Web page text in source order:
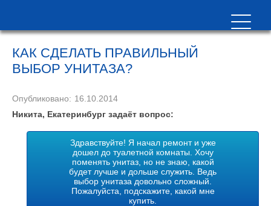
КАК СДЕЛАТЬ ПРАВИЛЬНЫЙ
ВЫБОР УНИТАЗА?
Опубликовано: 16.10.2014
Никита, Екатеринбург задаёт вопрос:
Здравствуйте! Я начал ремонт и уже
дошел до туалетной комнаты. Хочу
поменять унитаз, но не знаю, какой
будет лучше и дольше служить. Ведь
выбор унитаза довольно сложный.
Пожалуйста, подскажите, какой мне
купить.